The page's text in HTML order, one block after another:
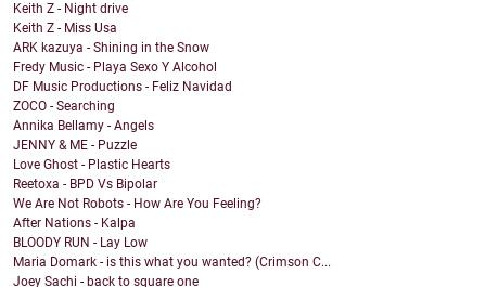
Keith Z - Night drive
Keith Z - Miss Usa
ARK kazuya - Shining in the Snow
Fredy Music - Playa Sexo Y Alcohol
DF Music Productions - Feliz Navidad
ZOCO - Searching
Annika Bellamy - Angels
JENNY & ME - Puzzle
Love Ghost - Plastic Hearts
Reetoxa - BPD Vs Bipolar
We Are Not Robots - How Are You Feeling?
After Nations - Kalpa
BLOODY RUN - Lay Low
Maria Domark - is this what you wanted? (Crimson C...
Joey Sachi - back to square one